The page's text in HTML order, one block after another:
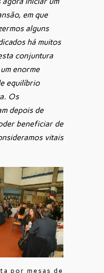
em que
alguns
há muitos
conjuntura
enorme
equilíbrio
Os
depois de
beneficiar de
vitais
por mesas de